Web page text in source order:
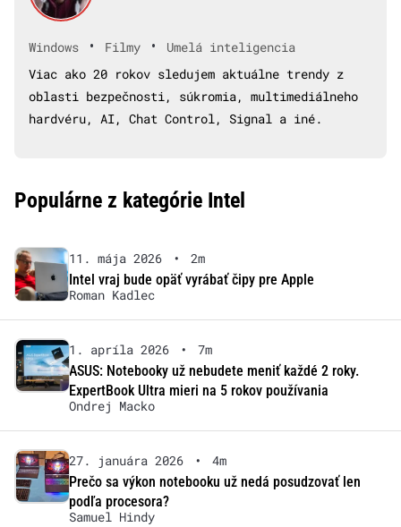
Windows • Filmy •
Umelá inteligencia
Viac ako 20 rokov sledujem aktuálne trendy z
oblasti bezpečnosti, súkromia, multimediálneho
hardvéru, AI, Chat Control, Signal a iné.
Populárne z kategórie Intel
11. mája 2026 •
2m
Intel vraj bude opäť vyrábať čipy pre Apple
Roman Kadlec
1. apríla 2026 •
7m
ASUS: Notebooky už nebudete meniť každé 2 roky.
ExpertBook Ultra mieri na 5 rokov používania
Ondrej Macko
27. januára 2026 •
4m
Prečo sa výkon notebooku už nedá posudzovať len
podľa procesora?
Samuel Hindy